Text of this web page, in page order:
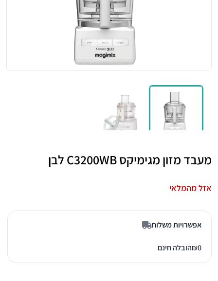
מעבד מזון מגימיקס C3200WB לבן
אזל מהמלאי
אפשרויות משלוח
₪0 הובלה חינם